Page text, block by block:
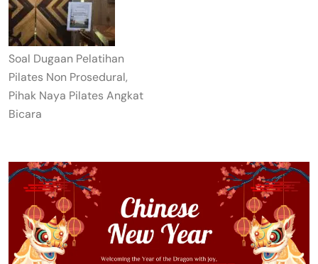
Soal Dugaan Pelatihan
Pilates Non Prosedural,
Pihak Naya Pilates Angkat
Bicara